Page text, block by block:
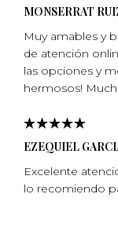
MONSERRAT
Muy amables y
de atención
las opciones y
hermosos!
EZEQUIEL
Excelente
lo recomiendo